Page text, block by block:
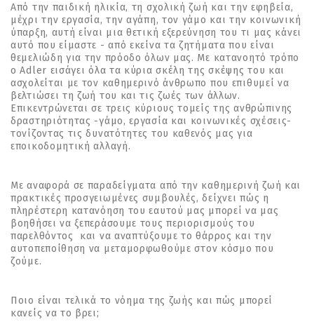
Από την παιδική ηλικία, τη σχολική ζωή και την εφηβεία,
μέχρι την εργασία, την αγάπη, τον γάμο και την κοινωνική
ύπαρξη, αυτή είναι μια θετική εξερεύνηση του τι μας κάνει
αυτό που είμαστε - από εκείνα τα ζητήματα που είναι
θεμελιώδη για την πρόοδο όλων μας. Με κατανοητό τρόπο
ο Adler εισάγει όλα τα κύρια σκέλη της σκέψης του και
ασχολείται με τον καθημερινό άνθρωπο που επιθυμεί να
βελτιώσει τη ζωή του και τις ζωές των άλλων.
Επικεντρώνεται σε τρεις κύριους τομείς της ανθρώπινης
δραστηριότητας -γάμο, εργασία και κοινωνικές σχέσεις-
τονίζοντας τις δυνατότητες του καθενός μας για
εποικοδομητική αλλαγή.
Με αναφορά σε παραδείγματα από την καθημερινή ζωή και
πρακτικές προσγειωμένες συμβουλές, δείχνει πώς η
πληρέστερη κατανόηση του εαυτού μας μπορεί να μας
βοηθήσει να ξεπεράσουμε τους περιορισμούς του
παρελθόντος και να αναπτύξουμε το θάρρος και την
αυτοπεποίθηση να μεταμορφωθούμε στον κόσμο που
ζούμε.
Ποιο είναι τελικά το νόημα της ζωής και πώς μπορεί
κανείς να το βρει;